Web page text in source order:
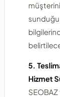
5.
Hizmet